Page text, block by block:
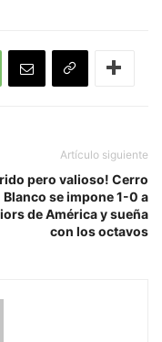
Artículo siguiente
pero valioso! Cerro
Blanco se impone 1-0 a
de América y sueña
con los octavos